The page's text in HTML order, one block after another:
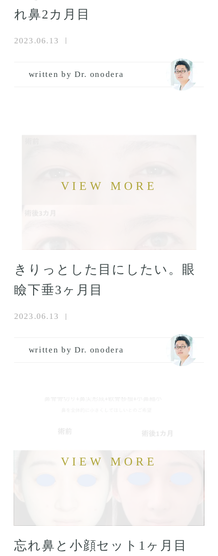
れ鼻2カ月目
2023.06.13
written by Dr. onodera
きりっとした目にしたい。眼
瞼下垂3ヶ月目
2023.06.13
written by Dr. onodera
忘れ鼻と小顔セット1ヶ月目